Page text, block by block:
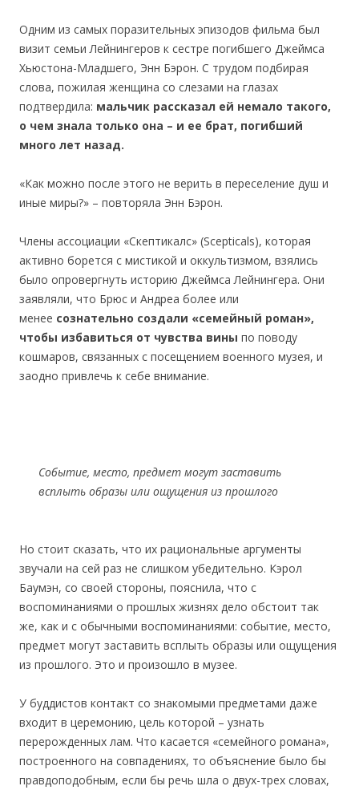
Одним из самых поразительных эпизодов фильма был
визит семьи Лейнингеров к сестре погибшего Джеймса
Хьюстона-Младшего, Энн Бэрон. С трудом подбирая
слова, пожилая женщина со слезами на глазах
подтвердила: мальчик рассказал ей немало такого,
о чем знала только она – и ее брат, погибший
много лет назад.
«Как можно после этого не верить в переселение душ и
иные миры?» – повторяла Энн Бэрон.
Члены ассоциации «Скептикалс» (Scepticals), которая
активно борется с мистикой и оккультизмом, взялись
было опровергнуть историю Джеймса Лейнингера. Они
заявляли, что Брюс и Андреа более или
менее сознательно создали «семейный роман»,
чтобы избавиться от чувства вины по поводу
кошмаров, связанных с посещением военного музея, и
заодно привлечь к себе внимание.
Событие, место, предмет могут заставить
всплыть образы или ощущения из прошлого
Но стоит сказать, что их рациональные аргументы
звучали на сей раз не слишком убедительно. Кэрол
Баумэн, со своей стороны, пояснила, что с
воспоминаниями о прошлых жизнях дело обстоит так
же, как и с обычными воспоминаниями: событие, место,
предмет могут заставить всплыть образы или ощущения
из прошлого. Это и произошло в музее.
У буддистов контакт со знакомыми предметами даже
входит в церемонию, цель которой – узнать
перерожденных лам. Что касается «семейного романа»,
построенного на совпадениях, то объяснение было бы
правдоподобным, если бы речь шла о двух-трех словах,